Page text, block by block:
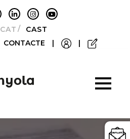
CATALÀCASTELLANO
CONTACTE | |